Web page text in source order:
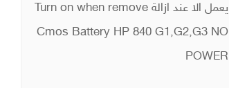
يعمل الا عند ازالة Turn on when remove
Cmos Battery HP 840 G1,G2,G3 NO
POWER